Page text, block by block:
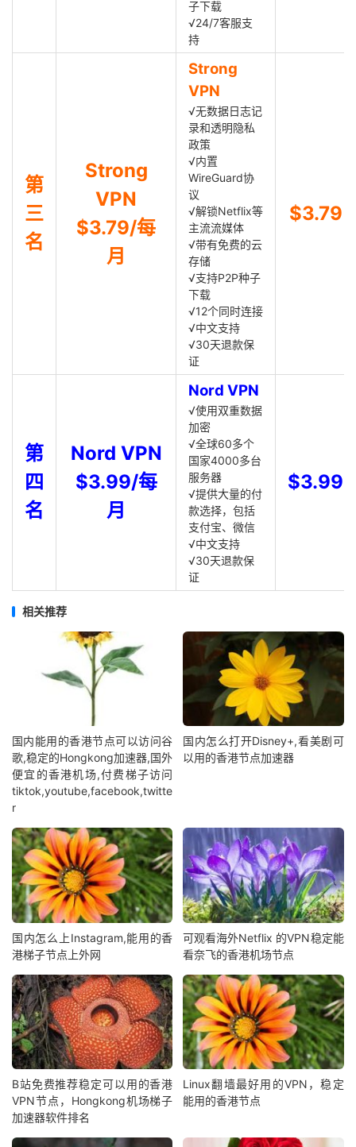
子下载
√24/7客服支
持
第
三
名
Strong
VPN
$3.79/每
月
Strong
VPN
√无数据日志记
录和透明隐私
政策
√内置
WireGuard协
议
√解锁Netflix等
主流流媒体
√带有免费的云
存储
√支持P2P种子
下载
√12个同时连接
√中文支持
√30天退款保
证
$3.79
第
四
名
Nord VPN
$3.99/每
月
Nord VPN
√使用双重数据
加密
√全球60多个
国家4000多台
服务器
√提供大量的付
款选择，包括
支付宝、微信
√中文支持
√30天退款保
证
$3.99
相关推荐
国内能用的香港节点可以访问谷
歌,稳定的Hongkong加速器,国外
便宜的香港机场,付费梯子访问
tiktok,youtube,facebook,twitte
r
国内怎么打开Disney+,看美剧可
以用的香港节点加速器
国内怎么上Instagram,能用的香
港梯子节点上外网
可观看海外Netflix 的VPN稳定能
看奈飞的香港机场节点
B站免费推荐稳定可以用的香港
VPN节点，Hongkong机场梯子
加速器软件排名
Linux翻墙最好用的VPN，稳定
能用的香港节点